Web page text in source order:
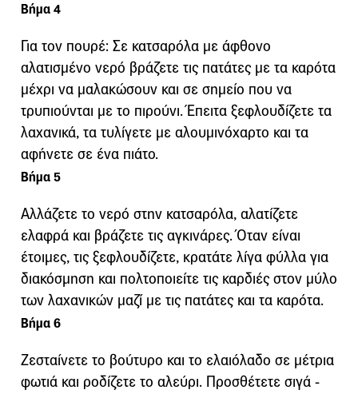
Βήμα 4
Για τον πουρέ: Σε κατσαρόλα με άφθονο
αλατισμένο νερό βράζετε τις πατάτες με τα καρότα
μέχρι να μαλακώσουν και σε σημείο που να
τρυπιούνται με το πιρούνι. Έπειτα ξεφλουδίζετε τα
λαχανικά, τα τυλίγετε με αλουμινόχαρτο και τα
αφήνετε σε ένα πιάτο.
Βήμα 5
Αλλάζετε το νερό στην κατσαρόλα, αλατίζετε
ελαφρά και βράζετε τις αγκινάρες. Όταν είναι
έτοιμες, τις ξεφλουδίζετε, κρατάτε λίγα φύλλα για
διακόσμηση και πολτοποιείτε τις καρδιές στον μύλο
των λαχανικών μαζί με τις πατάτες και τα καρότα.
Βήμα 6
Ζεσταίνετε το βούτυρο και το ελαιόλαδο σε μέτρια
φωτιά και ροδίζετε το αλεύρι. Προσθέτετε σιγά -